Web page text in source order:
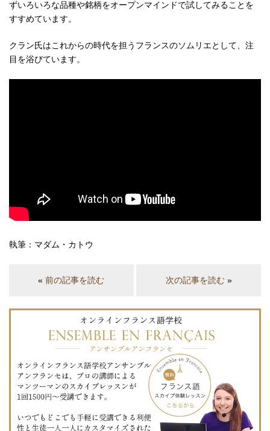
ずいろいろな品種や銘柄をオープンマインドで試してみることを
すすめています。
クラン氏はこれからの時代を担うフランスのソムリエとして、注
目を浴びています。
執筆：マダム・カトウ
«前の記事を読む 次の記事を読む»